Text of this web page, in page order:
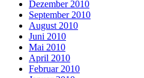
Dezember 2010
September 2010
August 2010
Juni 2010
Mai 2010
April 2010
Februar 2010